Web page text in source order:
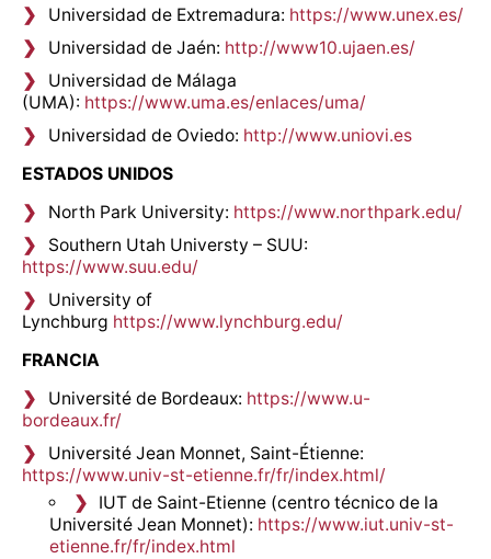
Universidad de Extremadura: https://www.unex.es/
Universidad de Jaén: http://www10.ujaen.es/
Universidad de Málaga
(UMA): https://www.uma.es/enlaces/uma/
Universidad de Oviedo: http://www.uniovi.es
ESTADOS UNIDOS
North Park University: https://www.northpark.edu/
Southern Utah Universty – SUU:
https://www.suu.edu/
University of
Lynchburg https://www.lynchburg.edu/
FRANCIA
Université de Bordeaux: https://www.u-
bordeaux.fr/
Université Jean Monnet, Saint-Étienne:
https://www.univ-st-etienne.fr/fr/index.html/
IUT de Saint-Etienne (centro técnico de la
Université Jean Monnet): https://www.iut.univ-st-
etienne.fr/fr/index.html